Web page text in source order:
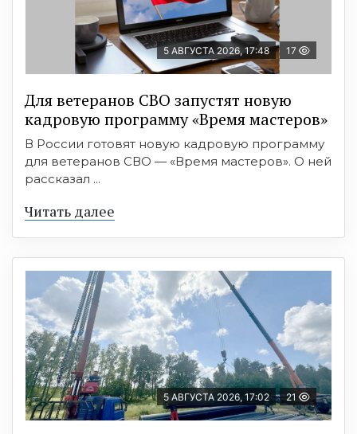
5 АВГУСТА 2026, 17:48 17
Для ветеранов СВО запустят новую
кадровую программу «Время мастеров»
В России готовят новую кадровую программу
для ветеранов СВО — «Время мастеров». О ней
рассказал ...
Читать далее
5 АВГУСТА 2026, 17:02 21